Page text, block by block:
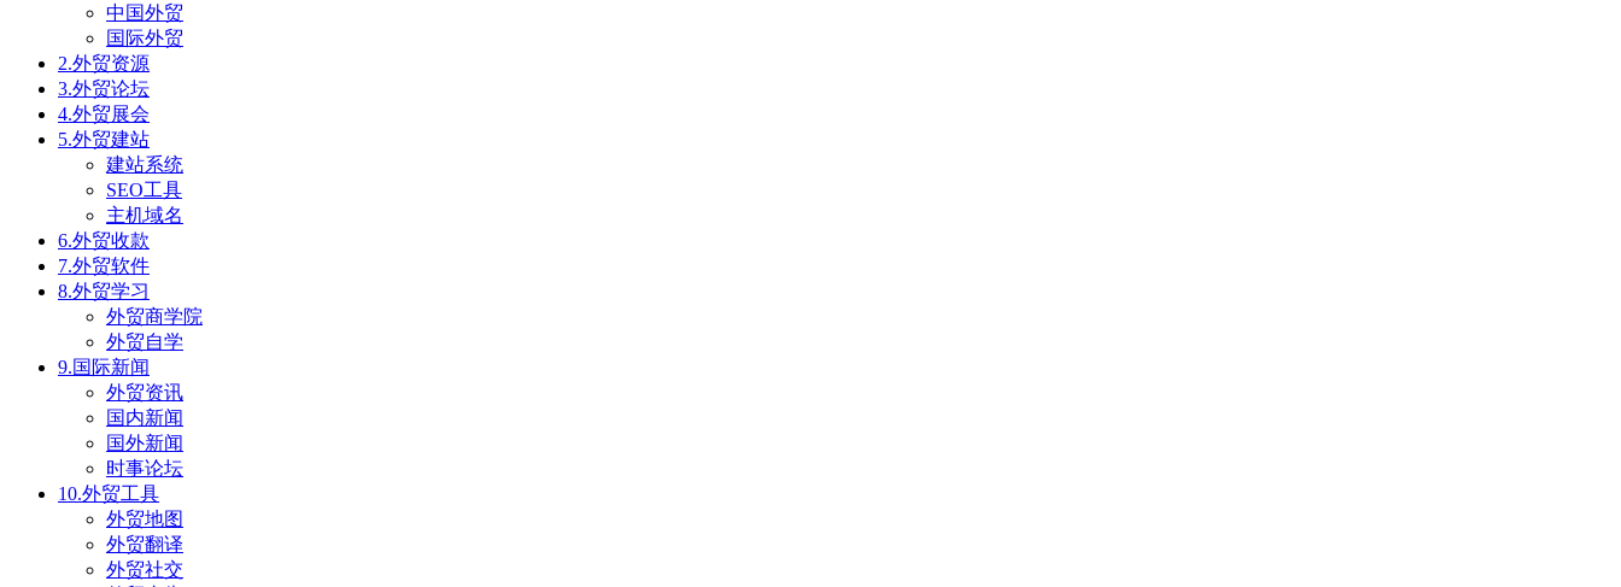
中国外贸
国际外贸
2.外贸资源
3.外贸论坛
4.外贸展会
5.外贸建站
建站系统
SEO工具
主机域名
6.外贸收款
7.外贸软件
8.外贸学习
外贸商学院
外贸自学
9.国际新闻
外贸资讯
国内新闻
国外新闻
时事论坛
10.外贸工具
外贸地图
外贸翻译
外贸社交